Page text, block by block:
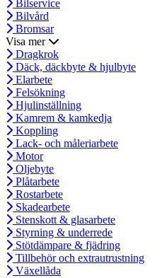
Bilservice
Bilvård
Bromsar
Visa mer
Dragkrok
Däck, däckbyte & hjulbyte
Elarbete
Felsökning
Hjulinställning
Kamrem & kamkedja
Koppling
Lack- och måleriarbete
Motor
Oljebyte
Plåtarbete
Rostarbete
Skadearbete
Stenskott & glasarbete
Styrning & underrede
Stötdämpare & fjädring
Tillbehör och extrautrustning
Växellåda